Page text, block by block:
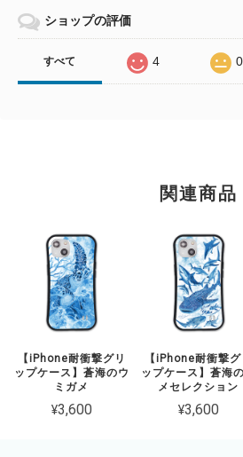
ショップの評価
すべて 4 0
関連商品
【iPhone耐衝撃グリ
ップケース】蒼海のウ
ミガメ
¥3,600
【iPhone耐衝撃グ
ップケース】蒼海
メセレクション
¥3,600